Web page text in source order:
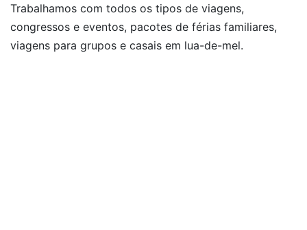
Trabalhamos com todos os tipos de viagens,
congressos e eventos, pacotes de férias familiares,
viagens para grupos e casais em lua-de-mel.